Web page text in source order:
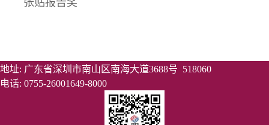
张贴报告奖
地址: 广东省深圳市南山区南海大道3688号 518060
电话: 0755-26001649-8000